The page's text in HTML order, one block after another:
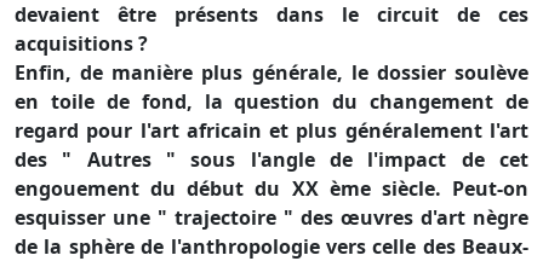
devaient être présents dans le circuit de ces
acquisitions ?
Enfin, de manière plus générale, le dossier soulève
en toile de fond, la question du changement de
regard pour l'art africain et plus généralement l'art
des " Autres " sous l'angle de l'impact de cet
engouement du début du XX ème siècle. Peut-on
esquisser une " trajectoire " des œuvres d'art nègre
de la sphère de l'anthropologie vers celle des Beaux-